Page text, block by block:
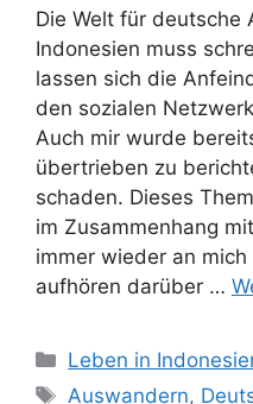
Die Welt für deutsche
Indonesien muss
lassen sich die
den sozialen
Auch mir wurde
übertrieben zu
schaden. Dieses
im Zusammenhang
immer wieder an
aufhören darüber …
K
a
Leben in
S
Auswandern,